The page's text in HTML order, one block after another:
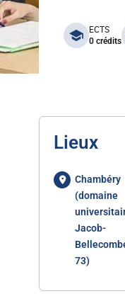
benefits
ECTS
0 crédits
Lieux
Chambéry
(domaine
Jacob-
73)